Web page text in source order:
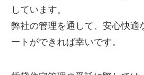
しています。
弊社の管理を通して、安心快適
ートができれば幸いです。